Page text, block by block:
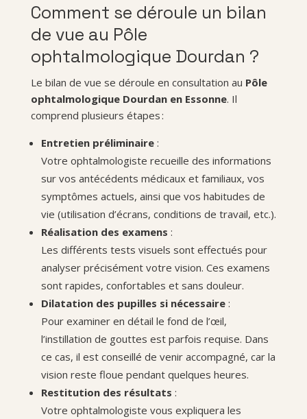
Comment se déroule un bilan
de vue au Pôle
ophtalmologique Dourdan ?
Le bilan de vue se déroule en consultation au Pôle
ophtalmologique Dourdan en Essonne. Il
comprend plusieurs étapes :
Entretien préliminaire:
Votre ophtalmologiste recueille des informations
sur vos antécédents médicaux et familiaux, vos
symptômes actuels, ainsi que vos habitudes de
vie (utilisation d’écrans, conditions de travail, etc.).
Réalisation des examens :
Les différents tests visuels sont effectués pour
analyser précisément votre vision. Ces examens
sont rapides, confortables et sans douleur.
Dilatation des pupilles si nécessaire:
Pour examiner en détail le fond de l’œil,
l’instillation de gouttes est parfois requise. Dans
ce cas, il est conseillé de venir accompagné, car la
vision reste floue pendant quelques heures.
Restitution des résultats :
Votre ophtalmologiste vous expliquera les